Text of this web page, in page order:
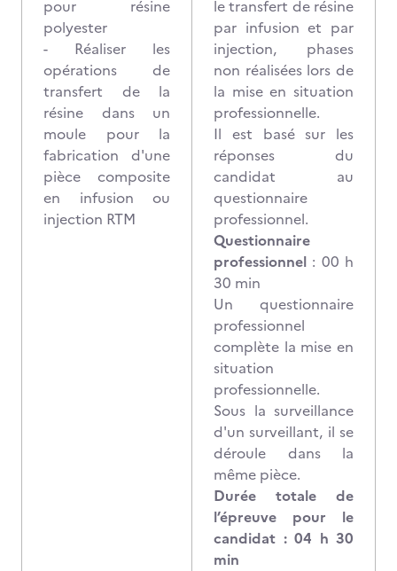
pour résine
polyester
- Réaliser les
opérations de
transfert de la
résine dans un
moule pour la
fabrication d'une
pièce composite
en infusion ou
injection RTM
le transfert de résine
par infusion et par
injection, phases
non réalisées lors de
la mise en situation
professionnelle.
Il est basé sur les
réponses du
candidat au
questionnaire
professionnel.
Questionnaire
professionnel : 00 h
30 min
Un questionnaire
professionnel
complète la mise en
situation
professionnelle.
Sous la surveillance
d'un surveillant, il se
déroule dans la
même pièce.
Durée totale de
l’épreuve pour le
candidat : 04 h 30
min